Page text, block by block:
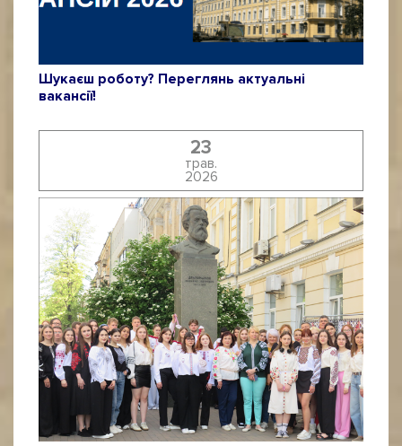
Шукаєш роботу? Переглянь актуальні
вакансії!
23
трав.
2026